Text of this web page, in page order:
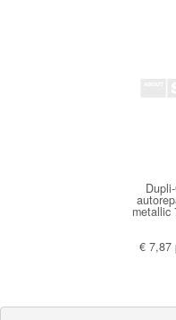
metallic
€ 7,87